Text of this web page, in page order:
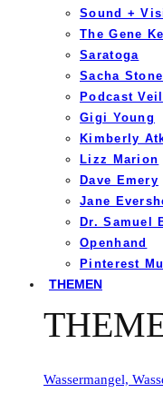
Sound +
The Gene
Saratoga
Sacha Stone
Podcast
Gigi Young
Kimberly
Lizz Marion
Dave Emery
Jane
Dr. Samuel
Openhand
Pinterest
THEMEN
Wassermangel,